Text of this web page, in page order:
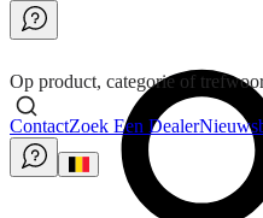
Op product, categorie of
ContactZoek Een Dealer